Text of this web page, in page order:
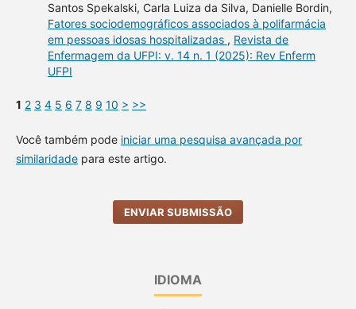
Santos Spekalski, Carla Luiza da Silva, Danielle Bordin,
Fatores sociodemográficos associados à polifarmácia
em pessoas idosas hospitalizadas , Revista de
Enfermagem da UFPI: v. 14 n. 1 (2025): Rev Enferm
UFPI
1 2 3 4 5 6 7 8 9 10 > >>
Você também pode iniciar uma pesquisa avançada por
similaridadepara este artigo.
ENVIAR SUBMISSÃO
IDIOMA